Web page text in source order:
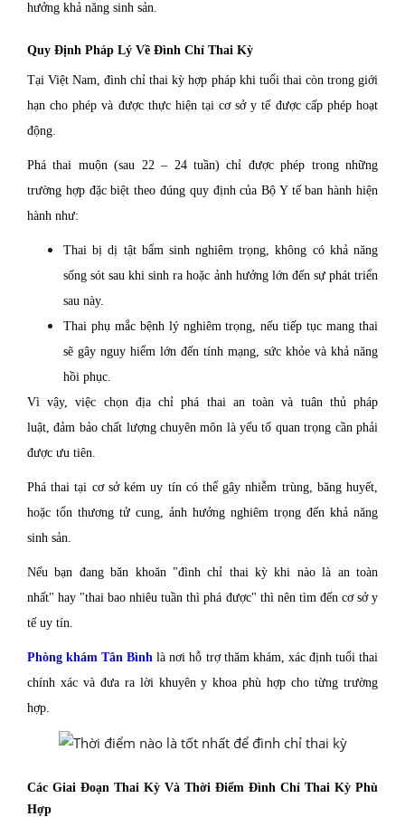
hưởng khả năng sinh sản.
Quy Định Pháp Lý Về Đình Chỉ Thai Kỳ
Tại Việt Nam, đình chỉ thai kỳ hợp pháp khi tuổi thai còn trong giới
hạn cho phép và được thực hiện tại cơ sở y tế được cấp phép hoạt
động.
Phá thai muộn (sau 22 – 24 tuần) chỉ được phép trong những
trường hợp đặc biệt theo đúng quy định của Bộ Y tế ban hành hiện
hành như:
Thai bị dị tật bẩm sinh nghiêm trọng, không có khả năng
sống sót sau khi sinh ra hoặc ảnh hưởng lớn đến sự phát triển
sau này.
Thai phụ mắc bệnh lý nghiêm trọng, nếu tiếp tục mang thai
sẽ gây nguy hiểm lớn đến tính mạng, sức khỏe và khả năng
hồi phục.
Vì vậy, việc chọn địa chỉ phá thai an toàn và tuân thủ pháp
luật, đảm bảo chất lượng chuyên môn là yếu tố quan trọng cần phải
được ưu tiên.
Phá thai tại cơ sở kém uy tín có thể gây nhiễm trùng, băng huyết,
hoặc tổn thương tử cung, ảnh hưởng nghiêm trọng đến khả năng
sinh sản.
Nếu bạn đang băn khoăn "đình chỉ thai kỳ khi nào là an toàn
nhất" hay "thai bao nhiêu tuần thì phá được" thì nên tìm đến cơ sở y
tế uy tín.
Phòng khám Tân Bình là nơi hỗ trợ thăm khám, xác định tuổi thai
chính xác và đưa ra lời khuyên y khoa phù hợp cho từng trường
hợp.
Các Giai Đoạn Thai Kỳ Và Thời Điểm Đình Chỉ Thai Kỳ Phù
Hợp